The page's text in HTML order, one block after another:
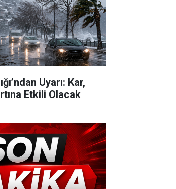
Uyarı: Kar,
Etkili Olacak